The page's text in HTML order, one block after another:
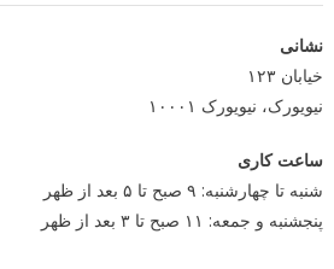
نشانی
خیابان ۱۲۳
نیویورک، نیویورک ۱۰۰۰۱
ساعت کاری
شنبه تا چهارشنبه: ۹ صبح تا ۵ بعد از ظهر
پنجشنبه و جمعه: ۱۱ صبح تا ۳ بعد از ظهر